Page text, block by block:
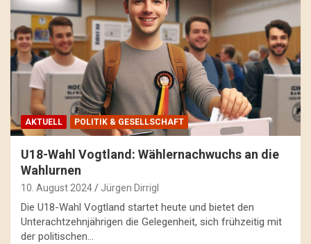
AKTUELL POLITIK & GESELLSCHAFT
U18-Wahl Vogtland: Wählernachwuchs an die
Wahlurnen
10. August 2024 Jürgen Dirrigl
Die U18-Wahl Vogtland startet heute und bietet den
Unterachtzehnjährigen die Gelegenheit, sich frühzeitig mit
der politischen…